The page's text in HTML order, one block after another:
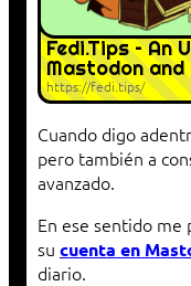
Fedi.Tips – An
Mastodon and
https://fedi.tips/
Cuando digo
pero también a
avanzado.
En ese sentido me
su cuenta en
diario.